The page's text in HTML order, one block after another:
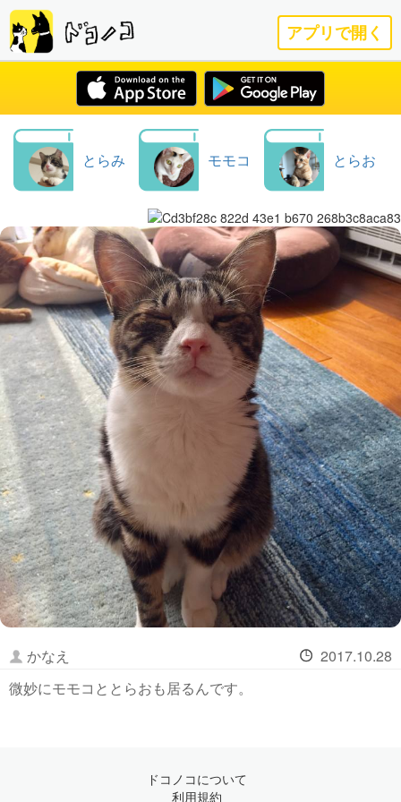
アプリで開く
とらみ モモコ とらお
かなえ
2017.10.28
微妙にモモコととらおも居るんです。
ドコノコについて
利用規約